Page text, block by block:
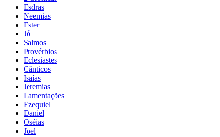
Esdras
Neemias
Ester
Jó
Salmos
Provérbios
Eclesiastes
Cânticos
Isaías
Jeremias
Lamentações
Ezequiel
Daniel
Oséias
Joel